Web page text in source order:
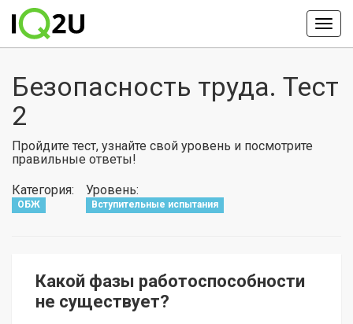
Безопасность труда. Тест
2
Пройдите тест, узнайте свой уровень и посмотрите
правильные ответы!
Категория:
ОБЖ
Уровень:
Вступительные испытания
Какой фазы работоспособности
не существует?